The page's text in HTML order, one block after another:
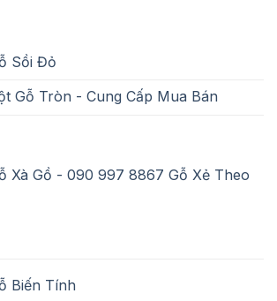
Sồi Đỏ
Gỗ Tròn - Cung Cấp Mua Bán
Xà Gồ - 090 997 8867 Gỗ Xẻ Theo
Biến Tính